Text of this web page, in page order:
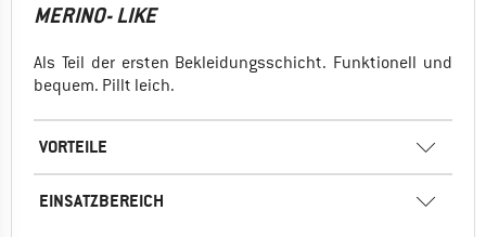
MERINO- LIKE
Als Teil der ersten Bekleidungsschicht. Funktionell und
bequem. Pillt leich.
VORTEILE
EINSATZBEREICH